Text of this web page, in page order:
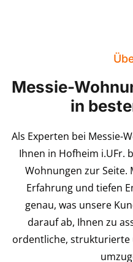
Messie-
in
Als Experten bei Messie-
Ihnen in Hofheim i.UFr.
Wohnungen zur Seite.
Erfahrung und tiefen
genau, was unsere
darauf ab, Ihnen zu
ordentliche, strukturierte